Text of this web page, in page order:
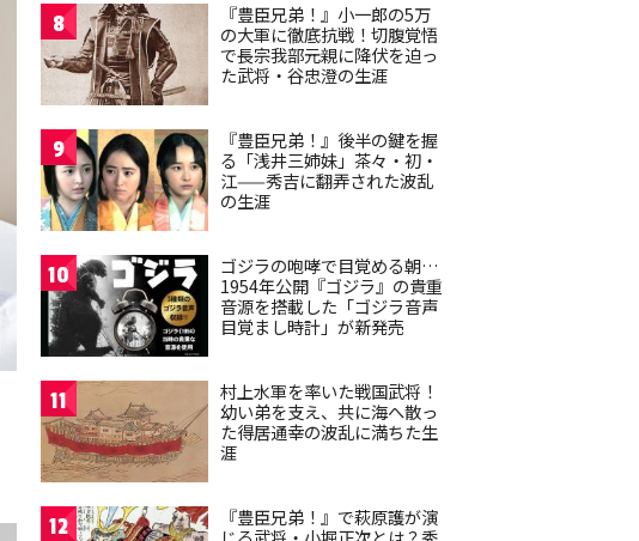
8
『豊臣兄弟！』小一郎の5万
の大軍に徹底抗戦！切腹覚悟
で長宗我部元親に降伏を迫っ
た武将・谷忠澄の生涯
9
『豊臣兄弟！』後半の鍵を握
る「浅井三姉妹」茶々・初・
江——秀吉に翻弄された波乱
の生涯
10
ゴジラの咆哮で目覚める朝…
1954年公開『ゴジラ』の貴重
音源を搭載した「ゴジラ音声
目覚まし時計」が新発売
11
村上水軍を率いた戦国武将！
幼い弟を支え、共に海へ散っ
た得居通幸の波乱に満ちた生
涯
12
『豊臣兄弟！』で萩原護が演